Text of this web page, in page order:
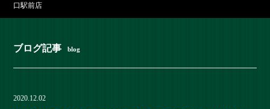
口駅前店
ブログ記事 blog
2020.12.02